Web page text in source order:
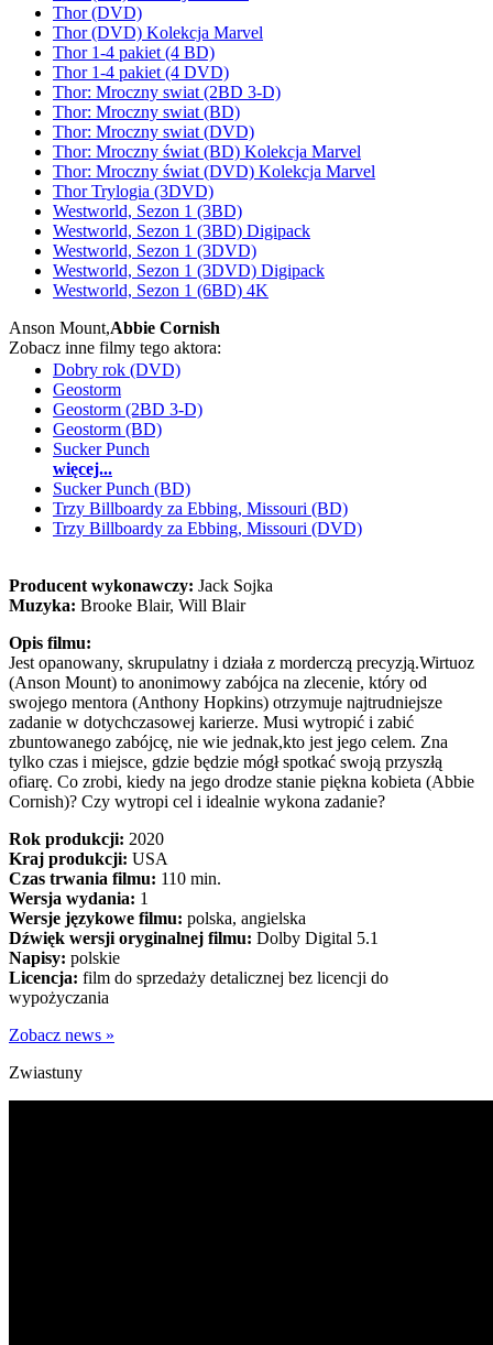
Thor (DVD)
Thor (DVD) Kolekcja Marvel
Thor 1-4 pakiet (4 BD)
Thor 1-4 pakiet (4 DVD)
Thor: Mroczny swiat (2BD 3-D)
Thor: Mroczny swiat (BD)
Thor: Mroczny swiat (DVD)
Thor: Mroczny świat (BD) Kolekcja Marvel
Thor: Mroczny świat (DVD) Kolekcja Marvel
Thor Trylogia (3DVD)
Westworld, Sezon 1 (3BD)
Westworld, Sezon 1 (3BD) Digipack
Westworld, Sezon 1 (3DVD)
Westworld, Sezon 1 (3DVD) Digipack
Westworld, Sezon 1 (6BD) 4K
Anson Mount,Abbie Cornish
Zobacz inne filmy tego aktora:
Dobry rok (DVD)
Geostorm
Geostorm (2BD 3-D)
Geostorm (BD)
Sucker Punch
więcej...
Sucker Punch (BD)
Trzy Billboardy za Ebbing, Missouri (BD)
Trzy Billboardy za Ebbing, Missouri (DVD)
Producent wykonawczy: Jack Sojka
Muzyka: Brooke Blair, Will Blair
Opis filmu:
Jest opanowany, skrupulatny i działa z morderczą precyzją.Wirtuoz
(Anson Mount) to anonimowy zabójca na zlecenie, który od
swojego mentora (Anthony Hopkins) otrzymuje najtrudniejsze
zadanie w dotychczasowej karierze. Musi wytropić i zabić
zbuntowanego zabójcę, nie wie jednak,kto jest jego celem. Zna
tylko czas i miejsce, gdzie będzie mógł spotkać swoją przyszłą
ofiarę. Co zrobi, kiedy na jego drodze stanie piękna kobieta (Abbie
Cornish)? Czy wytropi cel i idealnie wykona zadanie?
Rok produkcji: 2020
Kraj produkcji: USA
Czas trwania filmu: 110 min.
Wersja wydania: 1
Wersje językowe filmu: polska, angielska
Dźwięk wersji oryginalnej filmu: Dolby Digital 5.1
Napisy: polskie
Licencja: film do sprzedaży detalicznej bez licencji do
wypożyczania
Zobacz news »
Zwiastuny